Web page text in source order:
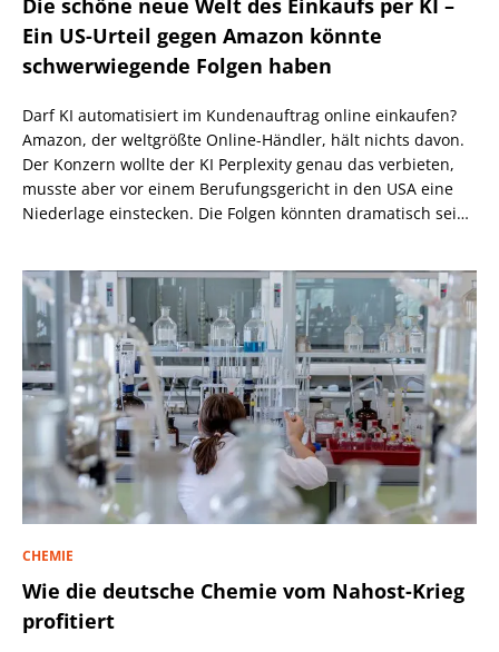
Ein US-Urteil gegen Amazon könnte
schwerwiegende Folgen haben
Darf KI automatisiert im Kundenauftrag online einkaufen?
Amazon, der weltgrößte Online-Händler, hält nichts davon.
Der Konzern wollte der KI Perplexity genau das verbieten,
musste aber vor einem Berufungsgericht in den USA eine
Niederlage einstecken. Die Folgen könnten dramatisch sein,
CHEMIE
Wie die deutsche Chemie vom Nahost-Krieg
profitiert